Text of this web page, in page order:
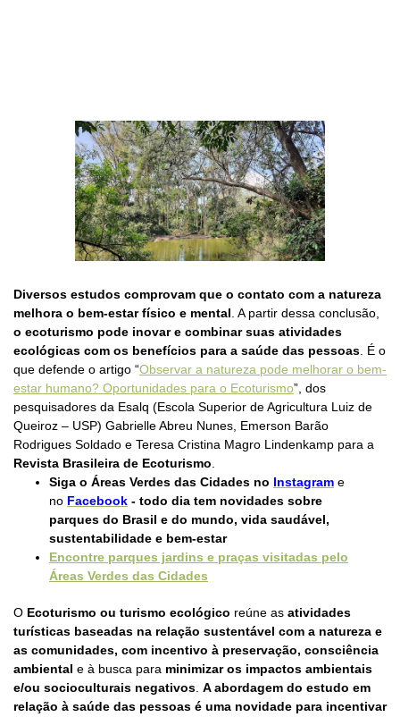
Diversos estudos comprovam que o contato com a natureza
melhora o bem-estar físico e mental . A partir dessa conclusão,
o ecoturismo pode inovar e combinar suas atividades
ecológicas com os benefícios para a saúde das pessoas . É o
que defende o artigo “Observar a natureza pode melhorar o bem-
estar humano? Oportunidades para o Ecoturismo”, dos
pesquisadores da Esalq (Escola Superior de Agricultura Luiz de
Queiroz – USP) Gabrielle Abreu Nunes, Emerson Barão
Rodrigues Soldado e Teresa Cristina Magro Lindenkamp para a
Revista Brasileira de Ecoturismo
Siga o Áreas Verdes das Cidades no Instagram e
no Facebook - todo dia tem novidades sobre
parques do Brasil e do mundo, vida saudável,
sustentabilidade e bem-estar
Encontre parques jardins e praças visitadas pelo
Áreas Verdes das Cidades
O Ecoturismo ou turismo ecológico reúne as atividades
turísticas baseadas na relação sustentável com a natureza e
as comunidades, com incentivo à preservação, consciência
ambiental e à busca para minimizar os impactos ambientais
e/ou socioculturais negativos A abordagem do estudo em
relação à saúde das pessoas é uma novidade para incentivar